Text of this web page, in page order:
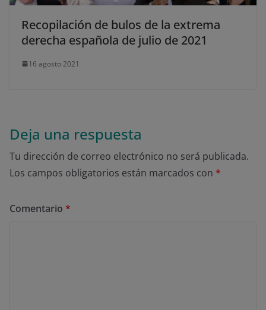
Recopilación de bulos de la extrema
derecha española de julio de 2021
16 agosto 2021
Deja una respuesta
Tu dirección de correo electrónico no será publicada.
Los campos obligatorios están marcados con *
Comentario *